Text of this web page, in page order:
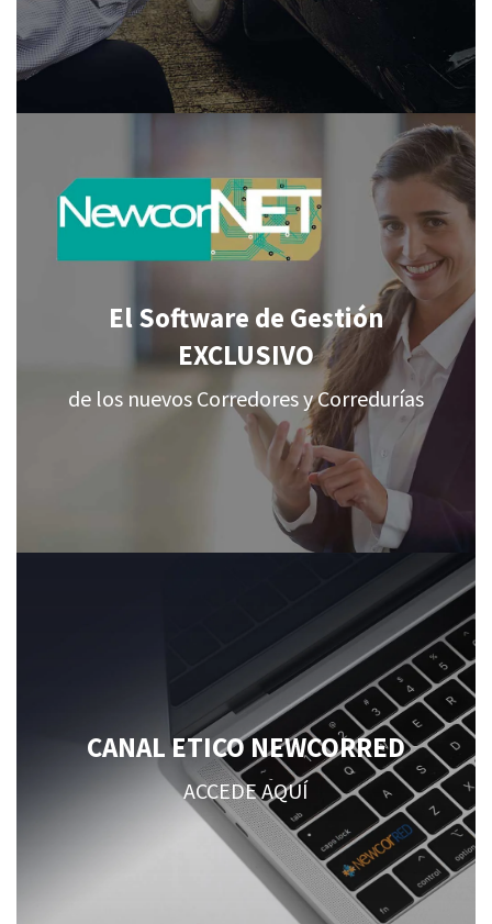
El Software de Gestión
EXCLUSIVO
de los nuevos Corredores y Corredurías
CANAL ETICO NEWCORRED
ACCEDE AQUÍ